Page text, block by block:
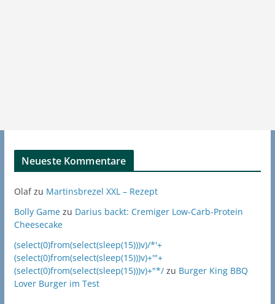
Neueste Kommentare
Olafzu Martinsbrezel XXL – Rezept
Bolly Gamezu Darius backt: Cremiger Low-Carb-Protein
Cheesecake
(select(0)from(select(sleep(15)))v)/*'+
(select(0)from(select(sleep(15)))v)+'"+
(select(0)from(select(sleep(15)))v)+"*/zu Burger King BBQ
Lover Burger im Test